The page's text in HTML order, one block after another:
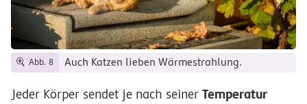
Abb. 8 Auch Katzen lieben Wärmestrahlung.
Jeder Körper sendet je nach seiner Temperatur